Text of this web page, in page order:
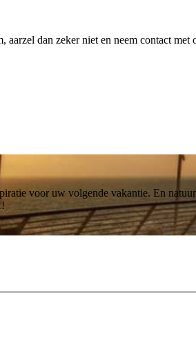
aarzel dan zeker niet en neem contact met
voor uw volgende vakantie. En